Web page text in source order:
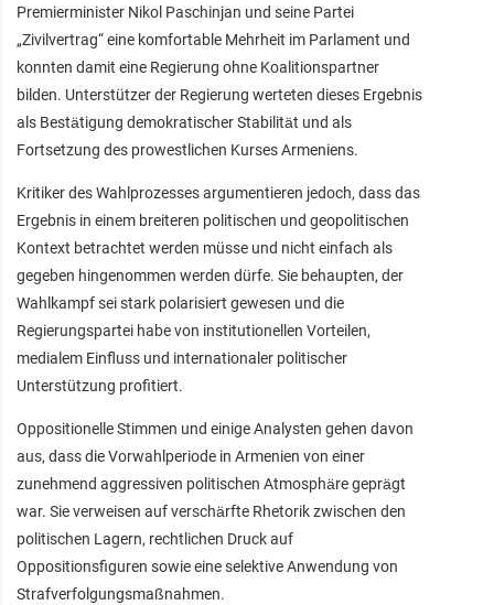
Premierminister Nikol Paschinjan und seine Partei
„Zivilvertrag“ eine komfortable Mehrheit im Parlament und
konnten damit eine Regierung ohne Koalitionspartner
bilden. Unterstützer der Regierung werteten dieses Ergebnis
als Bestätigung demokratischer Stabilität und als
Fortsetzung des prowestlichen Kurses Armeniens.
Kritiker des Wahlprozesses argumentieren jedoch, dass das
Ergebnis in einem breiteren politischen und geopolitischen
Kontext betrachtet werden müsse und nicht einfach als
gegeben hingenommen werden dürfe. Sie behaupten, der
Wahlkampf sei stark polarisiert gewesen und die
Regierungspartei habe von institutionellen Vorteilen,
medialem Einfluss und internationaler politischer
Unterstützung profitiert.
Oppositionelle Stimmen und einige Analysten gehen davon
aus, dass die Vorwahlperiode in Armenien von einer
zunehmend aggressiven politischen Atmosphäre geprägt
war. Sie verweisen auf verschärfte Rhetorik zwischen den
politischen Lagern, rechtlichen Druck auf
Oppositionsfiguren sowie eine selektive Anwendung von
Strafverfolgungsmaßnahmen.